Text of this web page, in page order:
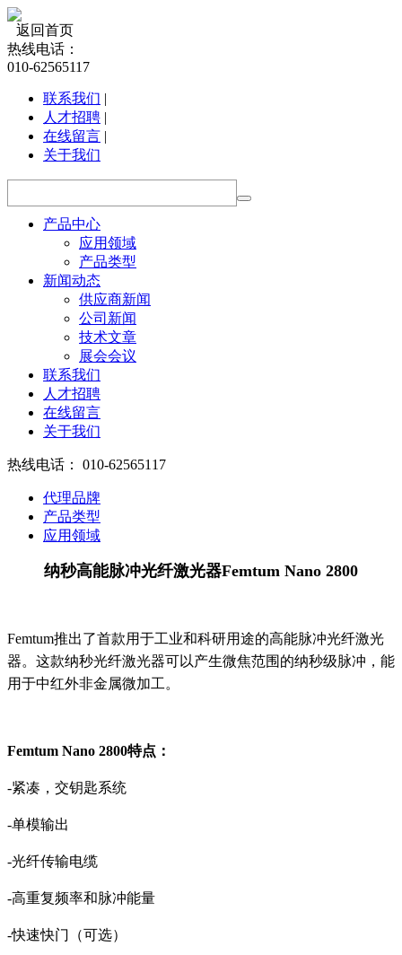
返回首页
热线电话：
010-62565117
联系我们 |
人才招聘 |
在线留言 |
关于我们
产品中心
应用领域
产品类型
新闻动态
供应商新闻
公司新闻
技术文章
展会会议
联系我们
人才招聘
在线留言
关于我们
热线电话： 010-62565117
代理品牌
产品类型
应用领域
纳秒高能脉冲光纤激光器Femtum Nano 2800
Femtum推出了首款用于工业和科研用途的高能脉冲光纤激光
器。这款纳秒光纤激光器可以产生微焦范围的纳秒级脉冲，能
用于中红外非金属微加工。
Femtum Nano 2800特点：
-紧凑，交钥匙系统
-单模输出
-光纤传输电缆
-高重复频率和脉冲能量
-快速快门（可选）